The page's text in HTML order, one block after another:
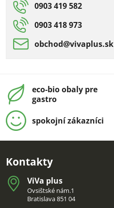
0903 419 582
0903 418 973
obchod​@vivaplus​.sk
eco-bio obaly pre
gastro
spokojní zákazníci
Kontakty
ViVa plus
Ovsištské nám.1
Bratislava 851 04